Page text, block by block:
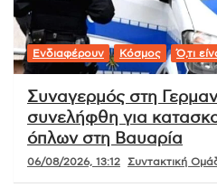
Ενδιαφέρουν Κόσμος Ό,τι
Συναγερμός στη
συνελήφθη για
όπλων στη Βαυαρία
06/08/2026, 13:12 Συντακτική